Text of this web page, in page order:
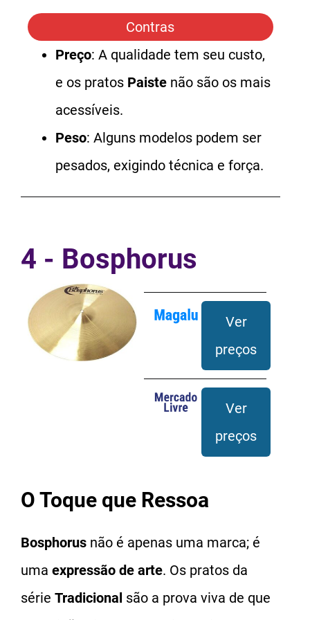
Contras
Preço: A qualidade tem seu custo,
e os pratos Paiste não são os mais
acessíveis.
Peso: Alguns modelos podem ser
pesados, exigindo técnica e força.
4 - Bosphorus
Ver
preços
Ver
preços
O Toque que Ressoa
Bosphorus não é apenas uma marca; é
uma expressão de arte. Os pratos da
série Tradicional são a prova viva de que